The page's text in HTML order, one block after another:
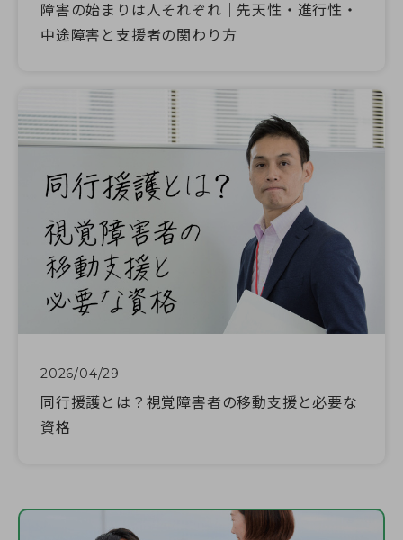
障害の始まりは人それぞれ｜先天性・進行性・
中途障害と支援者の関わり方
2026/04/29
同行援護とは？視覚障害者の移動支援と必要な
資格